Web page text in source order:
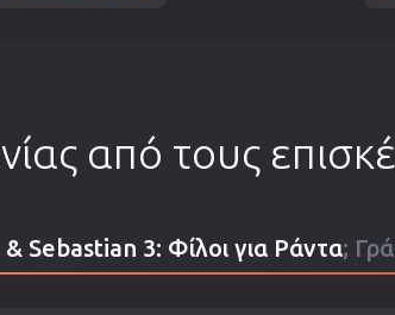
από τους
Sebastian 3: Φίλοι για Pάντα;